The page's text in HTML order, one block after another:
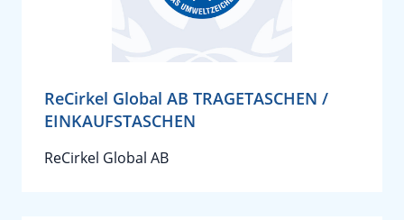
ReCirkel Global AB TRAGETASCHEN /
EINKAUFSTASCHEN
ReCirkel Global AB